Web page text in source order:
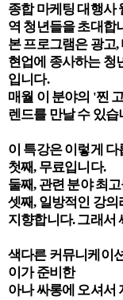
종합 마케팅 대행사
역 청년들을 초대합
본 프로그램은 광고
현업에 종사하는 청
입니다.
매월 이 분야의 '찐
렌드를 만날 수 있습
이 특강은 이렇게 다
첫째, 무료입니다.
둘째, 관련 분야 최
셋째, 일방적인 강
지향합니다. 그래서
색다른 커뮤니케이
이가 준비한
아나 싸롱에 오셔서